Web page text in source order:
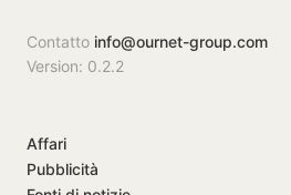
Contatto info@ournet-group.com
Version: 0.2.2
Affari
Pubblicità